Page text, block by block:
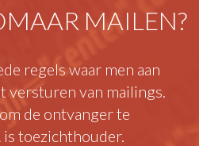
MAILEN?
regels waar men aan
versturen van mailings.
de ontvanger te
toezichthouder.